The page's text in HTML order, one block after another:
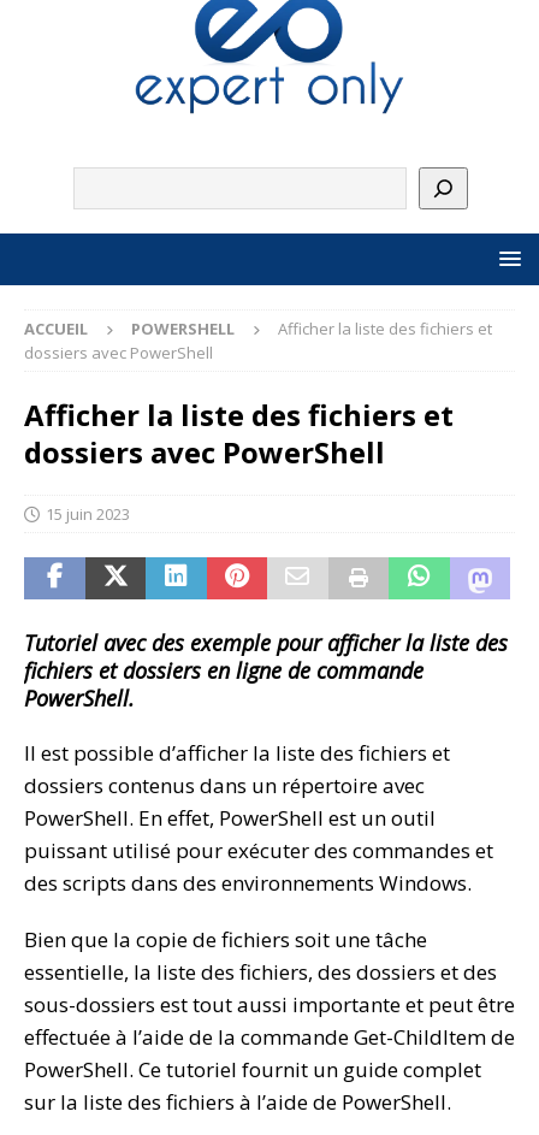
ACCUEIL POWERSHELL
Afficher la liste des fichiers et
dossiers avec PowerShell
Afficher la liste des fichiers et
dossiers avec PowerShell
15 juin 2023
Tutoriel avec des exemple pour afficher la liste des
fichiers et dossiers en ligne de commande
PowerShell.
Il est possible d’afficher la liste des fichiers et
dossiers contenus dans un répertoire avec
PowerShell. En effet, PowerShell est un outil
puissant utilisé pour exécuter des commandes et
des scripts dans des environnements Windows.
Bien que la copie de fichiers soit une tâche
essentielle, la liste des fichiers, des dossiers et des
sous-dossiers est tout aussi importante et peut être
effectuée à l’aide de la commande Get-ChildItem de
PowerShell. Ce tutoriel fournit un guide complet
sur la liste des fichiers à l’aide de PowerShell.